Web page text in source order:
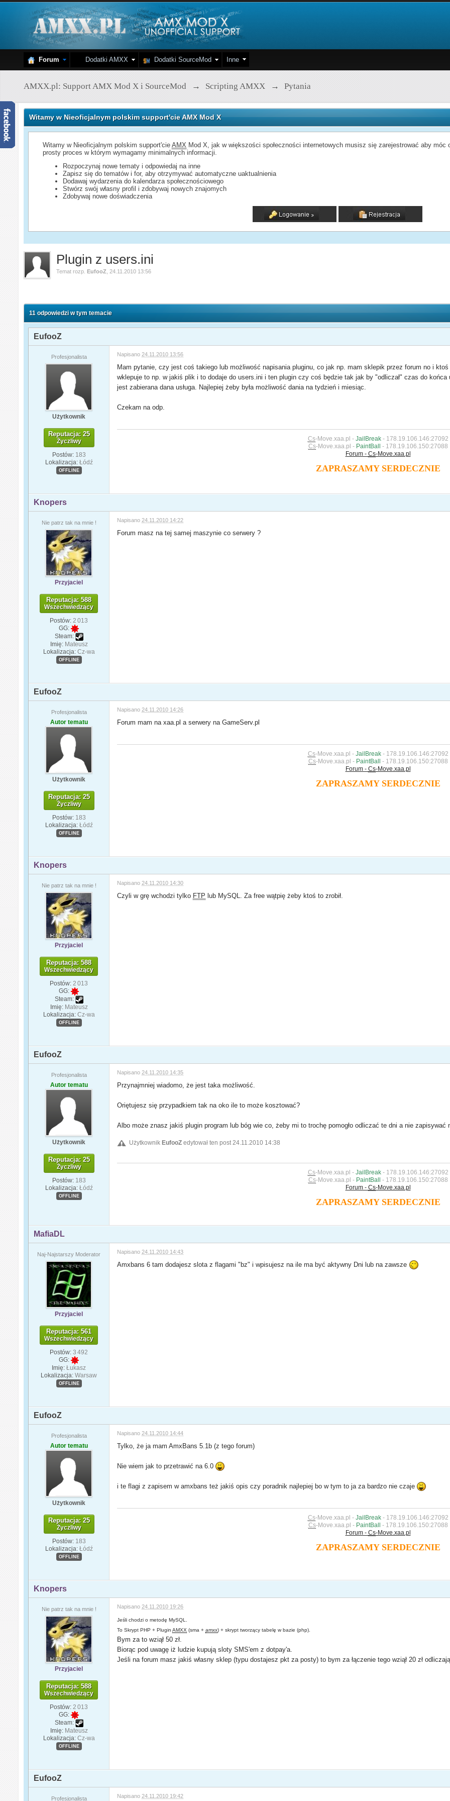
Forum Dodatki AMXX Dodatki SourceMod Inne
AMXX.pl: Support AMX Mod X i SourceMod → Scripting AMXX → Pytania
Witamy w Nieoficjalnym polskim support'cie AMX Mod X
Witamy w Nieoficjalnym polskim support'cieAMX Mod X, jak w większości społeczności internetowych musisz się zarejestrować aby
prosty proces w którym wymagamy minimalnych informacji.
Rozpoczynaj nowe tematy i odpowiedaj na inne
Zapisz się do tematów i for, aby otrzymywać automatyczne uaktualnienia
Dodawaj wydarzenia do kalendarza społecznościowego
Stwórz swój własny profil i zdobywaj nowych znajomych
Zdobywaj nowe doświadczenia
Plugin z users.ini
Temat rozp.EufooZ 24.11.2010 13:56
11 odpowiedzi w tym temacie
EufooZ
Profesjonalista
Użytkownik
Reputacja: 25
Życzliwy
Postów: 183
Lokalizacja: Łódź
OFFLINE
Napisano 24.11.2010 13:56
Mam pytanie, czy jest coś takiego lub możliwość napisania pluginu, co jak np. mam sklepik przez forum no i
wklepuje to np. w jakiś plik i to dodaje do users.ini i ten plugin czy coś będzie tak jak by "odliczał" czas do
jest zabierana dana usługa. Najlepiej żeby była możliwość dania na tydzień i miesiąc.
Czekam na odp.
Cs-Move.xaa.pl - JailBreak- 178.19.106.146:27092
Cs-Move.xaa.pl - PaintBall - 178.19.106.150:27088
Forum - Cs-Move.xaa.pl
ZAPRASZAMY SERDECZNIE
Knopers
Nie patrz tak na mnie !
Przyjaciel
Reputacja: 588
Wszechwiedzący
Postów: 2 013
GG:
Steam:
Imię: Mateusz
Lokalizacja: Cz-wa
OFFLINE
Napisano 24.11.2010 14:22
Forum masz na tej samej maszynie co serwery ?
EufooZ
Profesjonalista
Autor tematu
Użytkownik
Reputacja: 25
Życzliwy
Postów: 183
Lokalizacja: Łódź
OFFLINE
Napisano 24.11.2010 14:26
Forum mam na xaa.pl a serwery na GameServ.pl
Cs-Move.xaa.pl - JailBreak- 178.19.106.146:27092
Cs-Move.xaa.pl - PaintBall - 178.19.106.150:27088
Forum - Cs-Move.xaa.pl
ZAPRASZAMY SERDECZNIE
Knopers
Nie patrz tak na mnie !
Przyjaciel
Reputacja: 588
Wszechwiedzący
Postów: 2 013
GG:
Steam:
Imię: Mateusz
Lokalizacja: Cz-wa
OFFLINE
Napisano 24.11.2010 14:30
Czyli w grę wchodzi tylko FTP lub MySQL. Za free wątpię żeby ktoś to zrobił.
EufooZ
Profesjonalista
Autor tematu
Użytkownik
Reputacja: 25
Życzliwy
Postów: 183
Lokalizacja: Łódź
OFFLINE
Napisano 24.11.2010 14:35
Przynajmniej wiadomo, że jest taka możliwość.
Oriętujesz się przypadkiem tak na oko ile to może kosztować?
Albo może znasz jakiś plugin program lub bóg wie co, żeby mi to trochę pomogło odliczać te dni a nie zapisywać
UżytkownikEufooZ edytował ten post 24.11.2010 14:38
Cs-Move.xaa.pl - JailBreak- 178.19.106.146:27092
Cs-Move.xaa.pl - PaintBall - 178.19.106.150:27088
Forum - Cs-Move.xaa.pl
ZAPRASZAMY SERDECZNIE
MafiaDL
Naj-Najstarszy Moderator
Przyjaciel
Reputacja: 561
Wszechwiedzący
Postów: 3 492
GG:
Imię: Łukasz
Lokalizacja: Warsaw
OFFLINE
Napisano 24.11.2010 14:43
Amxbans 6 tam dodajesz slota z flagami "bz" i wpisujesz na ile ma być aktywny Dni lub na zawsze
EufooZ
Profesjonalista
Autor tematu
Użytkownik
Reputacja: 25
Życzliwy
Postów: 183
Lokalizacja: Łódź
OFFLINE
Napisano 24.11.2010 14:44
Tylko, że ja mam AmxBans 5.1b (z tego forum)
Nie wiem jak to przetrawić na 6.0
i te flagi z zapisem w amxbans też jakiś opis czy poradnik najlepiej bo w tym to ja za bardzo nie czaje
Cs-Move.xaa.pl - JailBreak- 178.19.106.146:27092
Cs-Move.xaa.pl - PaintBall - 178.19.106.150:27088
Forum - Cs-Move.xaa.pl
ZAPRASZAMY SERDECZNIE
Knopers
Nie patrz tak na mnie !
Przyjaciel
Reputacja: 588
Wszechwiedzący
Postów: 2 013
GG:
Steam:
Imię: Mateusz
Lokalizacja: Cz-wa
OFFLINE
Napisano 24.11.2010 19:26
Jeśli chodzi o metodę MySQL.
To Skrypt PHP + PluginAMXX (sma +amxx) + skrypt tworzący tabelę w bazie (php).
Bym za to wziął 50 zł.
Biorąc pod uwagę iż ludzie kupują sloty SMS'em z dotpay'a.
Jeśli na forum masz jakiś własny sklep (typu dostajesz pkt za posty) to bym za łączenie tego wziął 20 zł
EufooZ
Profesjonalista Napisano 24.11.2010 19:42